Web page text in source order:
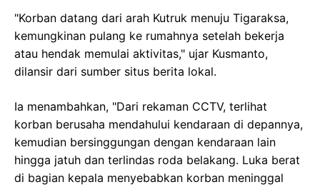
"Korban datang dari arah Kutruk menuju Tigaraksa,
kemungkinan pulang ke rumahnya setelah bekerja
atau hendak memulai aktivitas," ujar Kusmanto,
dilansir dari sumber situs berita lokal.
Ia menambahkan, "Dari rekaman CCTV, terlihat
korban berusaha mendahului kendaraan di depannya,
kemudian bersinggungan dengan kendaraan lain
hingga jatuh dan terlindas roda belakang. Luka berat
di bagian kepala menyebabkan korban meninggal